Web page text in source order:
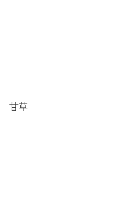
甘草